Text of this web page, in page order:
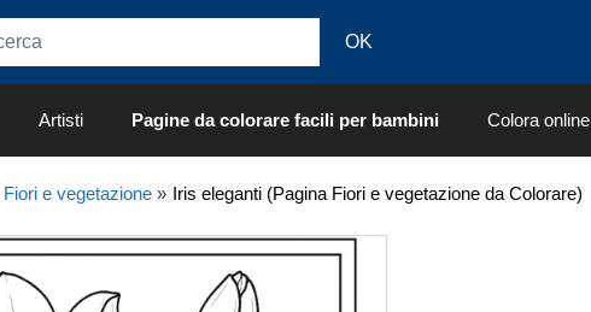
Artisti Pagine da colorare facili per bambini Colora online
Fiori e vegetazione» Iris eleganti (Pagina Fiori e vegetazione da Colorare)